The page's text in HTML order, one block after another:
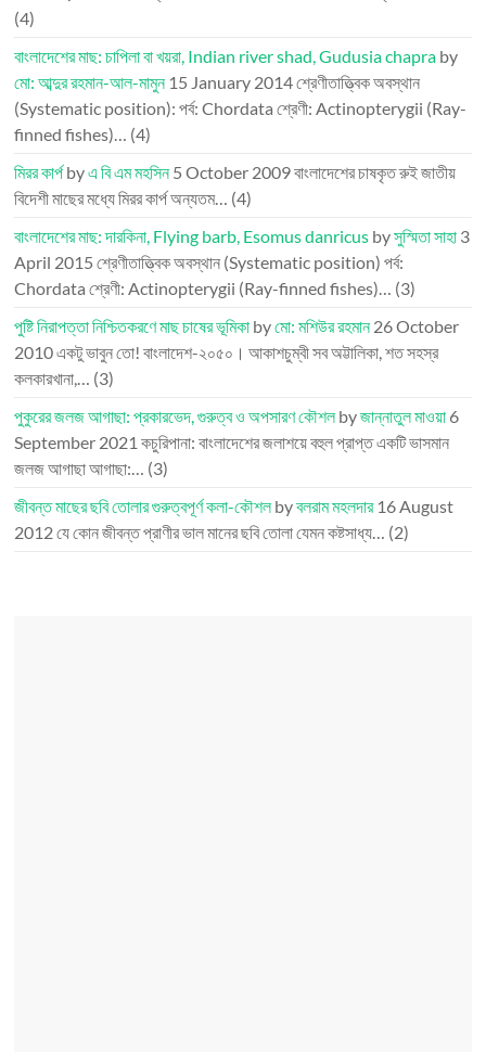
(4)
বাংলাদেশের মাছ: চাপিলা বা খয়রা, Indian river shad, Gudusia chapra by
মো: আব্দুর রহমান-আল-মামুন 15 January 2014শ্রেণীতাত্ত্বিক অবস্থান
(Systematic position): পর্ব: Chordata শ্রেণী: Actinopterygii (Ray-
finned fishes)… (4)
মিরর কার্পbyএ বি এম মহসিন5 October 2009বাংলাদেশের চাষকৃত রুই জাতীয়
বিদেশী মাছের মধ্যে মিরর কার্প অন্যতম… (4)
বাংলাদেশের মাছ: দারকিনা, Flying barb, Esomus danricus byসুস্মিতা সাহা 3
April 2015 শ্রেণীতাত্ত্বিক অবস্থান (Systematic position) পর্ব:
Chordata শ্রেণী: Actinopterygii (Ray-finned fishes)… (3)
পুষ্টি নিরাপত্তা নিশ্চিতকরণে মাছ চাষের ভূমিকা byমো: মশিউর রহমান26 October
2010একটু ভাবুন তো! বাংলাদেশ-২০৫০। আকাশচুম্বী সব অট্টালিকা, শত সহস্র
কলকারখানা,… (3)
পুকুরের জলজ আগাছা: প্রকারভেদ, গুরুত্ব ও অপসারণ কৌশলbyজান্নাতুল মাওয়া 6
September 2021 কচুরিপানা: বাংলাদেশের জলাশয়ে বহুল প্রাপ্ত একটি ভাসমান
জলজ আগাছা আগাছা:… (3)
জীবন্ত মাছের ছবি তোলার গুরুত্বপূর্ণ কলা-কৌশলbyবলরাম মহলদার 16 August
2012যে কোন জীবন্ত প্রাণীর ভাল মানের ছবি তোলা যেমন কষ্টসাধ্য… (2)